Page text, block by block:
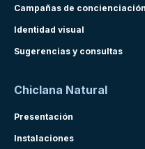
Campañas de concienciación
Identidad visual
Sugerencias y consultas
Chiclana Natural
Presentación
Instalaciones